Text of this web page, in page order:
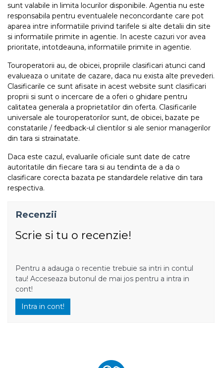
sunt valabile in limita locurilor disponibile. Agentia nu este
responsabila pentru eventualele neconcordante care pot
aparea intre informatiile privind tarifele si alte detalii din site
si informatiile primite in agentie. In aceste cazuri vor avea
prioritate, intotdeauna, informatiile primite in agentie.
Touroperatorii au, de obicei, propriile clasificari atunci cand
evalueaza o unitate de cazare, daca nu exista alte prevederi.
Clasificarile ce sunt afisate in acest website sunt clasificari
proprii si sunt o incercare de a oferi o ghidare pentru
calitatea generala a proprietatilor din oferta. Clasificarile
universale ale touroperatorilor sunt, de obicei, bazate pe
constatarile / feedback-ul clientilor si ale senior managerilor
din tara si strainatate.
Daca este cazul, evaluarile oficiale sunt date de catre
autoritatile din fiecare tara si au tendinta de a da o
clasificare corecta bazata pe standardele relative din tara
respectiva.
Recenzii
Scrie si tu o recenzie!
Pentru a adauga o recentie trebuie sa intri in contul
tau! Acceseaza butonul de mai jos pentru a intra in
cont!
Intra in cont!